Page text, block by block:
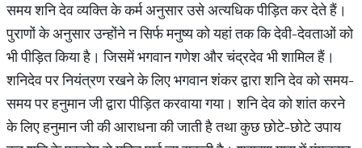
समय शनि देव व्यक्ति के कर्म अनुसार उसे अत्यधिक पीड़ित कर देते हैं।
पुराणों के अनुसार उन्होंने न सिर्फ मनुष्य को यहां तक कि देवी-देवताओं को
भी पीड़ित किया है। जिसमें भगवान गणेश और चंद्रदेव भी शामिल हैं।
शनिदेव पर नियंत्रण रखने के लिए भगवान शंकर द्वारा शनि देव को समय-
समय पर हनुमान जी द्वारा पीड़ित करवाया गया। शनि देव को शांत करने
के लिए हनुमान जी की आराधना की जाती है तथा कुछ छोटे-छोटे उपाय